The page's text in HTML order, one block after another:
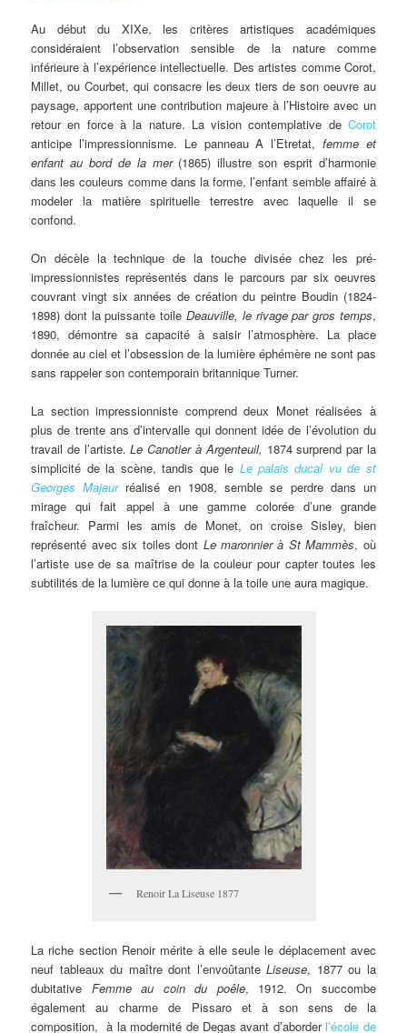
Au début du XIXe, les critères artistiques académiques
considéraient l’observation sensible de la nature comme
inférieure à l’expérience intellectuelle. Des artistes comme Corot,
Millet, ou Courbet, qui consacre les deux tiers de son oeuvre au
paysage, apportent une contribution majeure à l’Histoire avec un
retour en force à la nature. La vision contemplative de Corot
anticipe l’impressionnisme. Le panneau A l’Etretat,femme et
enfant au bord de la mer(1865) illustre son esprit d’harmonie
dans les couleurs comme dans la forme, l’enfant semble affairé à
modeler la matière spirituelle terrestre avec laquelle il se
confond.
On décèle la technique de la touche divisée chez les pré-
impressionnistes représentés dans le parcours par six oeuvres
couvrant vingt six années de création du peintre Boudin (1824-
1898) dont la puissante toile Deauville, le rivage par gros temps,
1890, démontre sa capacité à saisir l’atmosphère. La place
donnée au ciel et l’obsession de la lumière éphémère ne sont pas
sans rappeler son contemporain britannique Turner.
La section impressionniste comprend deux Monet réalisées à
plus de trente ans d’intervalle qui donnent idée de l’évolution du
travail de l’artiste.Le Canotier à Argenteuil, 1874 surprend par la
simplicité de la scène, tandis que le Le palais ducal vu de st
Georges Majeur réalisé en 1908, semble se perdre dans un
mirage qui fait appel à une gamme colorée d’une grande
fraîcheur. Parmi les amis de Monet, on croise Sisley, bien
représenté avec six toiles dont Le maronnier à St Mammès, où
l’artiste use de sa maîtrise de la couleur pour capter toutes les
subtilités de la lumière ce qui donne à la toile une aura magique.
Renoir La Liseuse 1877
La riche section Renoir mérite à elle seule le déplacement avec
neuf tableaux du maître dont l’envoûtanteLiseuse, 1877 ou la
dubitative Femme au coin du poêle, 1912. On succombe
également au charme de Pissaro et à son sens de la
composition, à la modernité de Degas avant d’aborderl’école de